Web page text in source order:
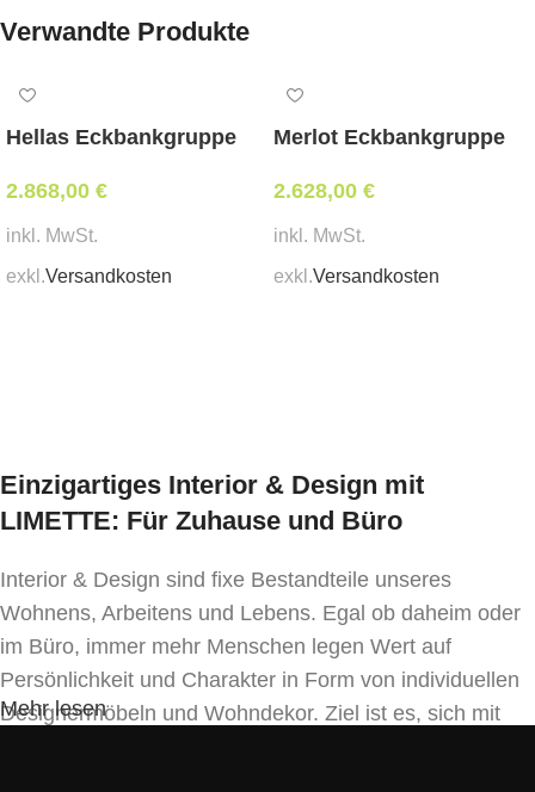
Armstühle:
Textilen schwarz/grau
extra Armstühle verfügbar á € 89,00
Tisch:Länge: 180 cm bis 240 cm ausziehbar,
Tiefe: 90 cm,
Verwandte Produkte
Hellas Eckbankgruppe
2.868,00 €
inkl. MwSt.
exkl.Versandkosten
Merlot Eckbankgruppe
2.628,00 €
inkl. MwSt.
exkl.Versandkosten
Einzigartiges Interior & Design mit
LIMETTE: Für Zuhause und Büro
Interior & Design sind fixe Bestandteile unseres
Wohnens, Arbeitens und Lebens. Egal ob daheim oder
im Büro, immer mehr Menschen legen Wert auf
Persönlichkeit und Charakter in Form von individuellen
Designermöbeln und Wohndekor. Ziel ist es, sich mit
Mehr lesen